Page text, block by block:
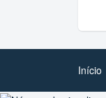
Início